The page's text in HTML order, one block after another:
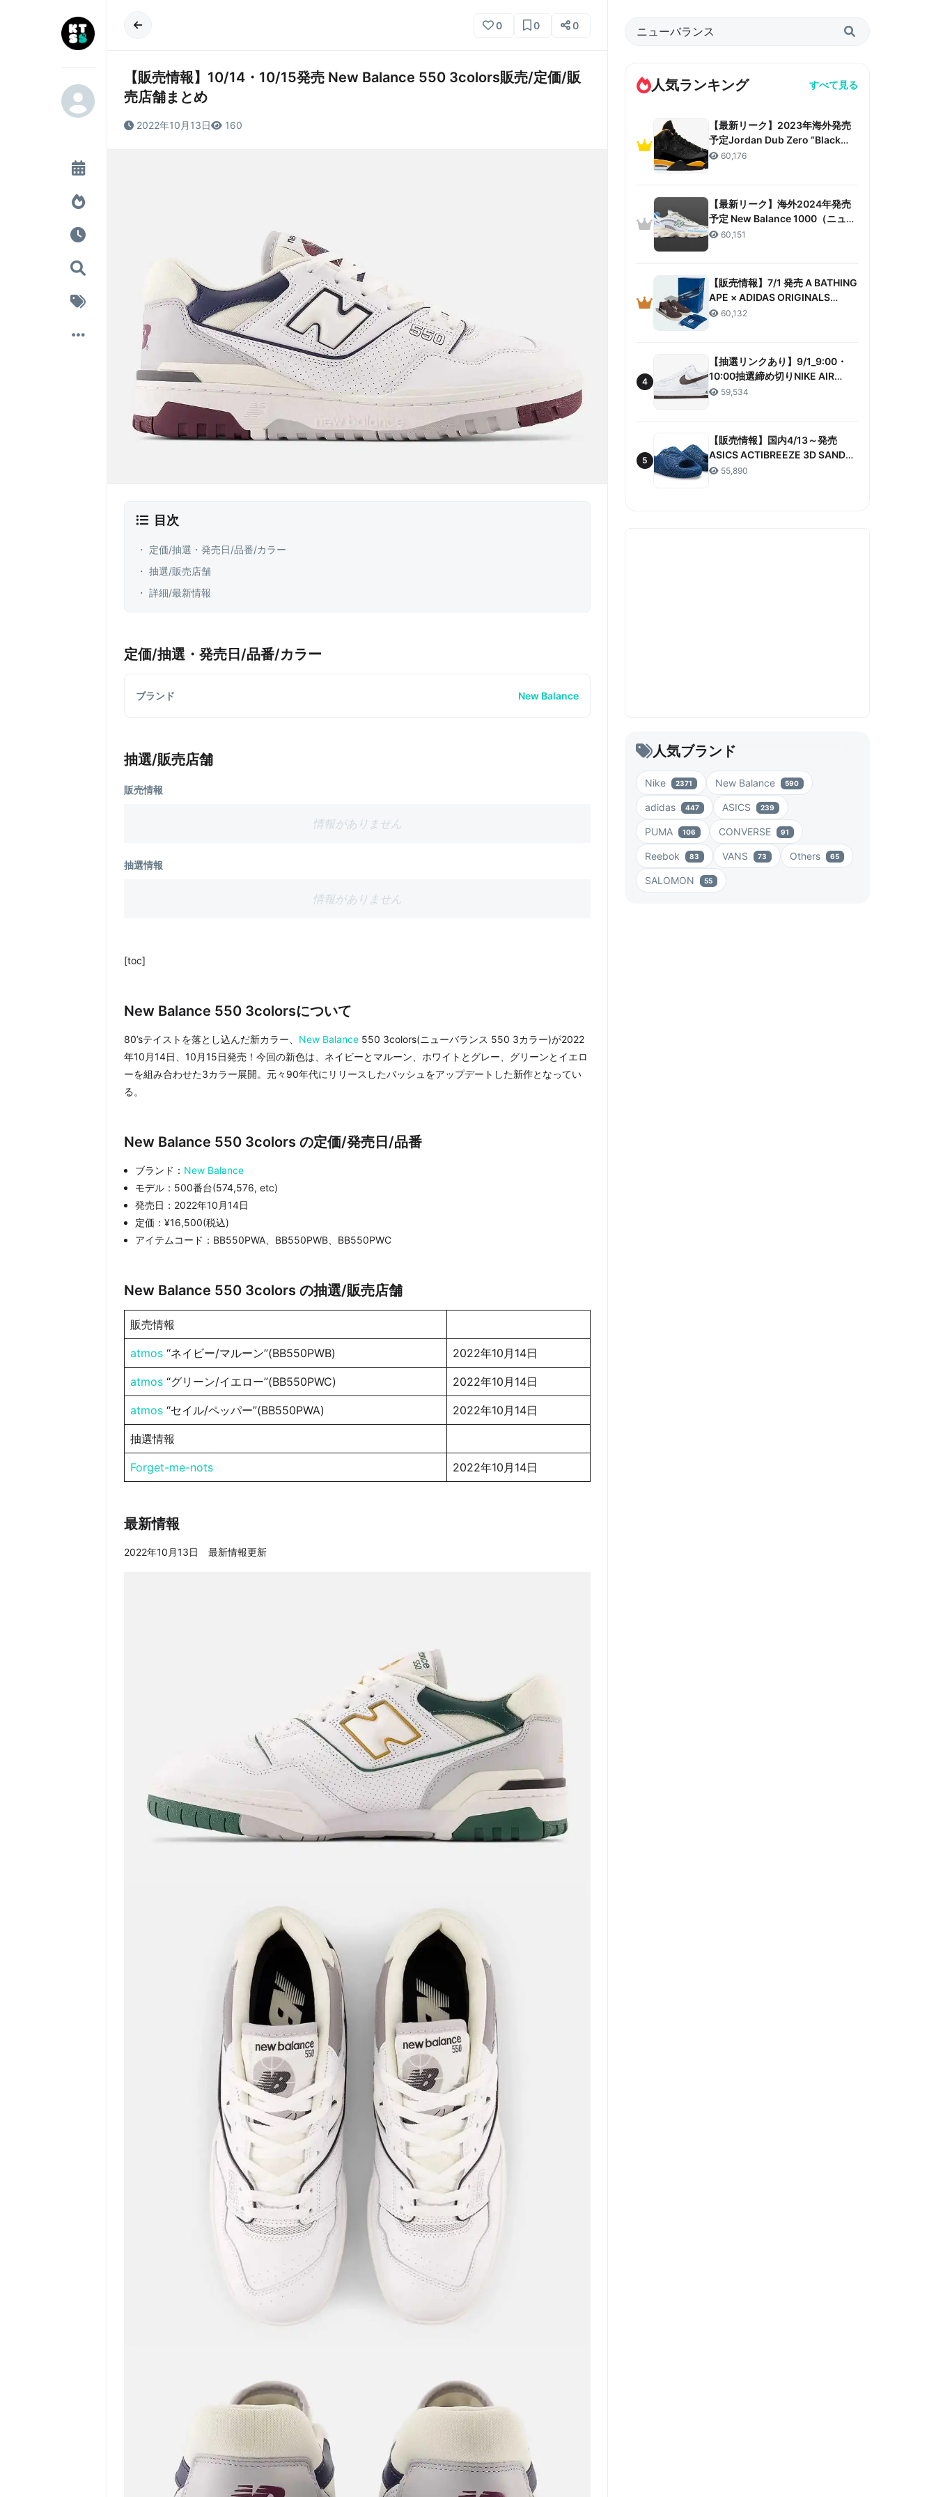
0 0 0
【販売情報】10/14・10/15発売 New Balance 550 3colors販売/定価/販
売店舗まとめ
2022年10月13日 160
目次
・ 定価/抽選・発売日/品番/カラー
・ 抽選/販売店舗
・ 詳細/最新情報
定価/抽選・発売日/品番/カラー
ブランド New Balance
抽選/販売店舗
販売情報
情報がありません
抽選情報
情報がありません
[toc]
New Balance 550 3colorsについて
80’sテイストを落とし込んだ新カラー、 New Balance550 3colors(ニューバランス 550 3カラー)が2022
年10月14日、10月15日発売！今回の新色は、ネイビーとマルーン、ホワイトとグレー、グリーンとイエロ
ーを組み合わせた3カラー展開。元々90年代にリリースしたバッシュをアップデートした新作となってい
る。
New Balance 550 3colors の定価/発売日/品番
ブランド： New Balance
モデル：500番台(574,576, etc)
発売日：2022年10月14日
定価：¥16,500(税込)
アイテムコード：BB550PWA、BB550PWB、BB550PWC
New Balance 550 3colors の抽選/販売店舗
販売情報
atmos“ネイビー/マルーン”(BB550PWB) 2022年10月14日
atmos“グリーン/イエロー”(BB550PWC) 2022年10月14日
atmos“セイル/ペッパー”(BB550PWA) 2022年10月14日
抽選情報
Forget-me-nots 2022年10月14日
最新情報
2022年10月13日 最新情報更新
人気ランキング すべて見る
【最新リーク】2023年海外発売
予定Jordan Dub Zero “Black
Taxi”リーク情報まとめ
60,176
【最新リーク】海外2024年発売
予定 New Balance 1000（ニュー
バランス 1000）リーク情報まと
60,151
【販売情報】7/1 発売 A BATHING
APE × ADIDAS ORIGINALS
CAMPUS 80S “30TH
60,132
4
【抽選リンクあり】9/1_9:00・
10:00抽選締め切りNIKE AIR
FORCE 1 LOW RETRO COLOR
59,534
5
【販売情報】国内4/13～発売
ASICS ACTIBREEZE 3D SANDAL
“MAKO BLUE” 販売/定価/店舗ま
55,890
人気ブランド
Nike 2371 New Balance 590
adidas 447 ASICS 239
PUMA 106 CONVERSE 91
Reebok 83 VANS 73 Others 65
SALOMON 55